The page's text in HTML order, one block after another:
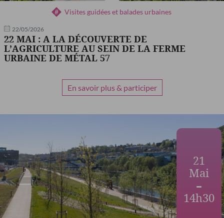
Visites guidées et balades urbaines
22/05/2026
22 MAI : A LA DÉCOUVERTE DE
L’AGRICULTURE AU SEIN DE LA FERME
URBAINE DE MÉTAL 57
En savoir plus & participer
21
Mai
14h30